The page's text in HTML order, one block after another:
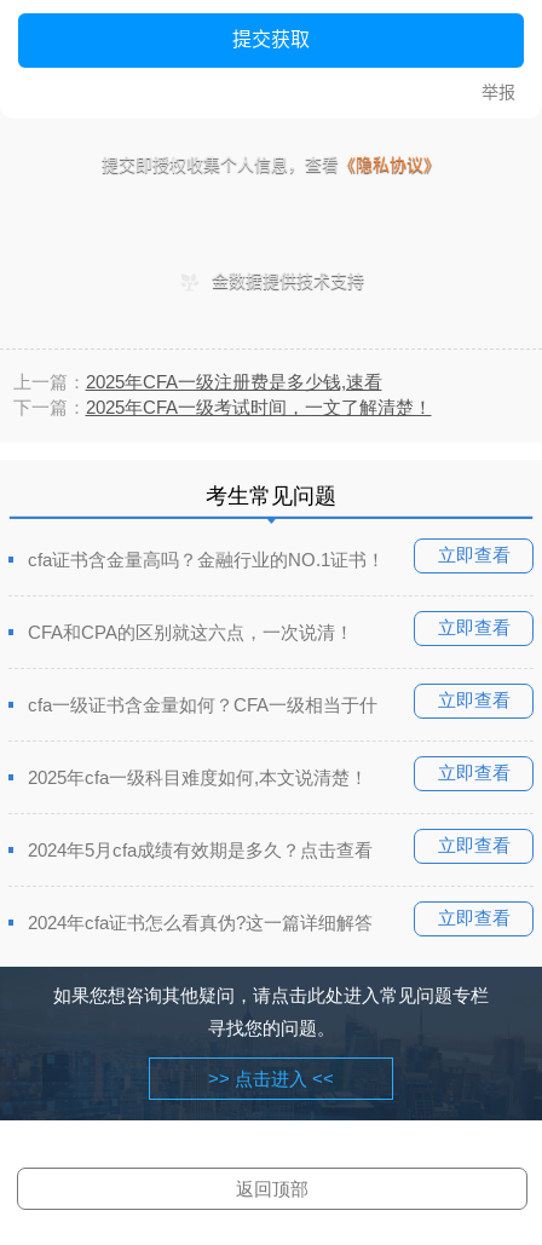
上一篇： 2025年CFA一级注册费是多少钱,速看
下一篇： 2025年CFA一级考试时间，一文了解清楚！
考生常见问题
立即查看
cfa证书含金量高吗？金融行业的NO.1证书！
立即查看
CFA和CPA的区别就这六点，一次说清！
立即查看
cfa一级证书含金量如何？CFA一级相当于什
立即查看
2025年cfa一级科目难度如何,本文说清楚！
立即查看
2024年5月cfa成绩有效期是多久？点击查看
立即查看
2024年cfa证书怎么看真伪?这一篇详细解答
如果您想咨询其他疑问，请点击此处进入常见问题专栏
寻找您的问题。
>> 点击进入 <<
返回顶部